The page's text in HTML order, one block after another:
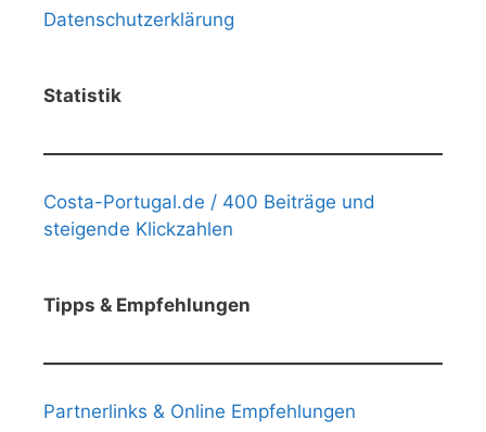
Datenschutzerklärung
Statistik
Costa-Portugal.de / 400 Beiträge und
steigende Klickzahlen
Tipps & Empfehlungen
Partnerlinks & Online Empfehlungen